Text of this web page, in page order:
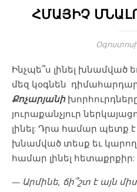
ՀՄԱՅԻՉ
Օգոստոսի
Ինչպե՞ս լինել խնամված
մեզ կօգնեն
Քոչարյանի
յուրաքանչյուր
լինել: Դրա համար պետք է
խնամված տեսք եւ
համար լինել հետաքրքիր:
— Արմինե, ճի՞շտ է այն